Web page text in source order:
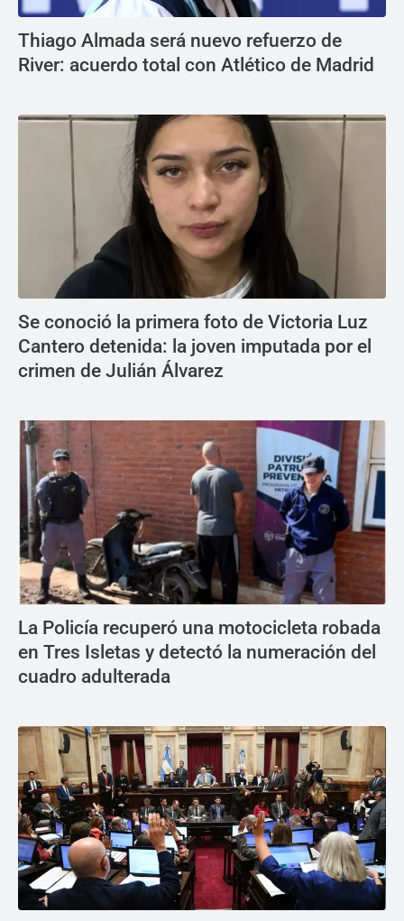
Thiago Almada será nuevo refuerzo de
River: acuerdo total con Atlético de Madrid
Se conoció la primera foto de Victoria Luz
Cantero detenida: la joven imputada por el
crimen de Julián Álvarez
La Policía recuperó una motocicleta robada
en Tres Isletas y detectó la numeración del
cuadro adulterada